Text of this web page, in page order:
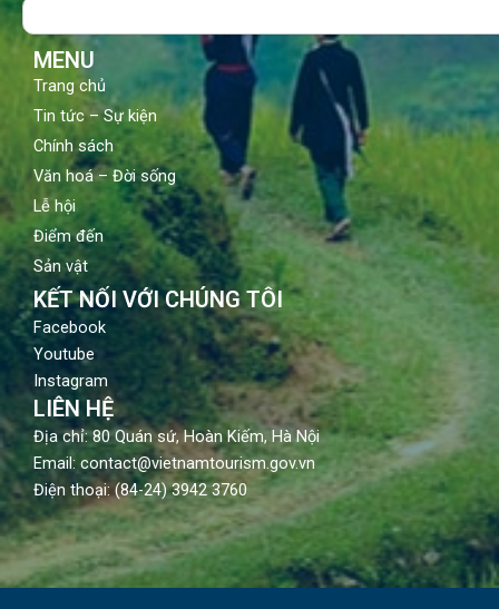
Search
MENU
Trang chủ
Tin tức – Sự kiện
Chính sách
Văn hoá – Đời sống
Lễ hội
Điểm đến
Sản vật
KẾT NỐI VỚI CHÚNG TÔI
Facebook
Youtube
Instagram
LIÊN HỆ
Địa chỉ: 80 Quán sứ, Hoàn Kiếm, Hà Nội
Email: contact@vietnamtourism.gov.vn
Điện thoại: (84-24) 3942 3760